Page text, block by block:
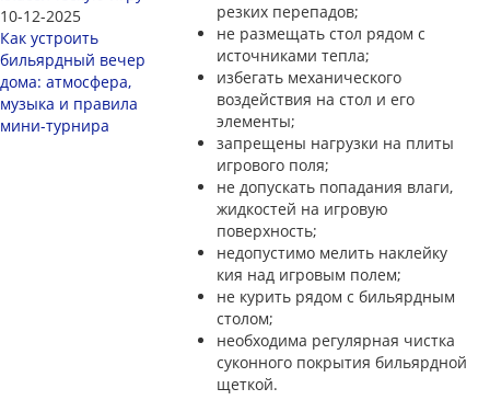
резких перепадов;
не размещать стол рядом с
источниками тепла;
избегать механического
воздействия на стол и его
элементы;
запрещены нагрузки на плиты
игрового поля;
не допускать попадания влаги,
жидкостей на игровую
поверхность;
недопустимо мелить наклейку
кия над игровым полем;
не курить рядом с бильярдным
столом;
необходима регулярная чистка
суконного покрытия бильярдной
щеткой.
10-12-2025
Как устроить
бильярдный вечер
дома: атмосфера,
музыка и правила
мини-турнира